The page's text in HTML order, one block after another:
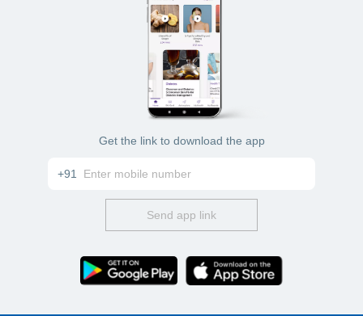
Get the link to download the app
+91
Send app link